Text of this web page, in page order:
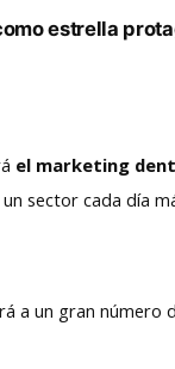
estrella
el marketing
sector cada día
a un gran